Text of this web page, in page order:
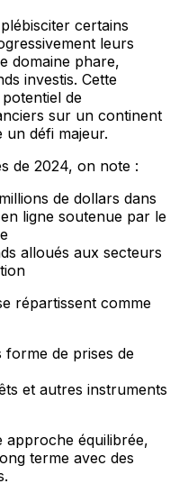
certains
leurs
domaine phare,
investis. Cette
de
sur un continent
défi majeur.
de 2024, on note :
de dollars dans
ligne soutenue par le
alloués aux secteurs
répartissent comme
forme de prises de
et autres instruments
approche équilibrée,
terme avec des